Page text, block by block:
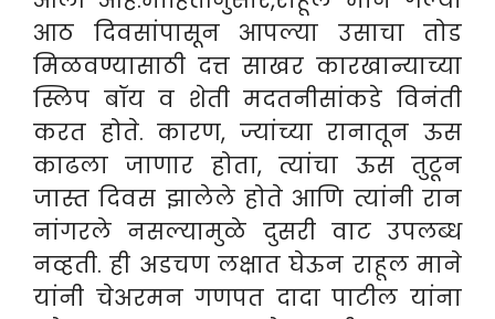
आठ दिवसांपासून आपल्या उसाचा तोड
मिळवण्यासाठी दत्त साखर कारखान्याच्या
स्लिप बॉय व शेती मदतनीसांकडे विनंती
करत होते. कारण, ज्यांच्या रानातून ऊस
काढला जाणार होता, त्यांचा ऊस तुटून
जास्त दिवस झालेले होते आणि त्यांनी रान
नांगरले नसल्यामुळे दुसरी वाट उपलब्ध
नव्हती. ही अडचण लक्षात घेऊन राहूल माने
यांनी चेअरमन गणपत दादा पाटील यांना